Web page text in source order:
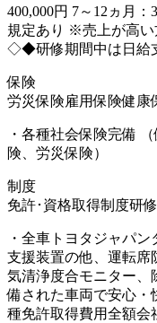
400,000円 7～12ヵ月
規定あり ※売上が高い
◇◆研修期間中は日給
保険
労災保険雇用保険健康
・各種社会保険完備
険、労災保険）
制度
免許･資格取得制度研
・全車トヨタジャパ
支援装置の他、運転席
気清浄度合モニター、
備された車両で安心・
種免許取得費用全額会